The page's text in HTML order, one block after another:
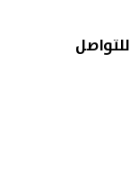
للتواصل